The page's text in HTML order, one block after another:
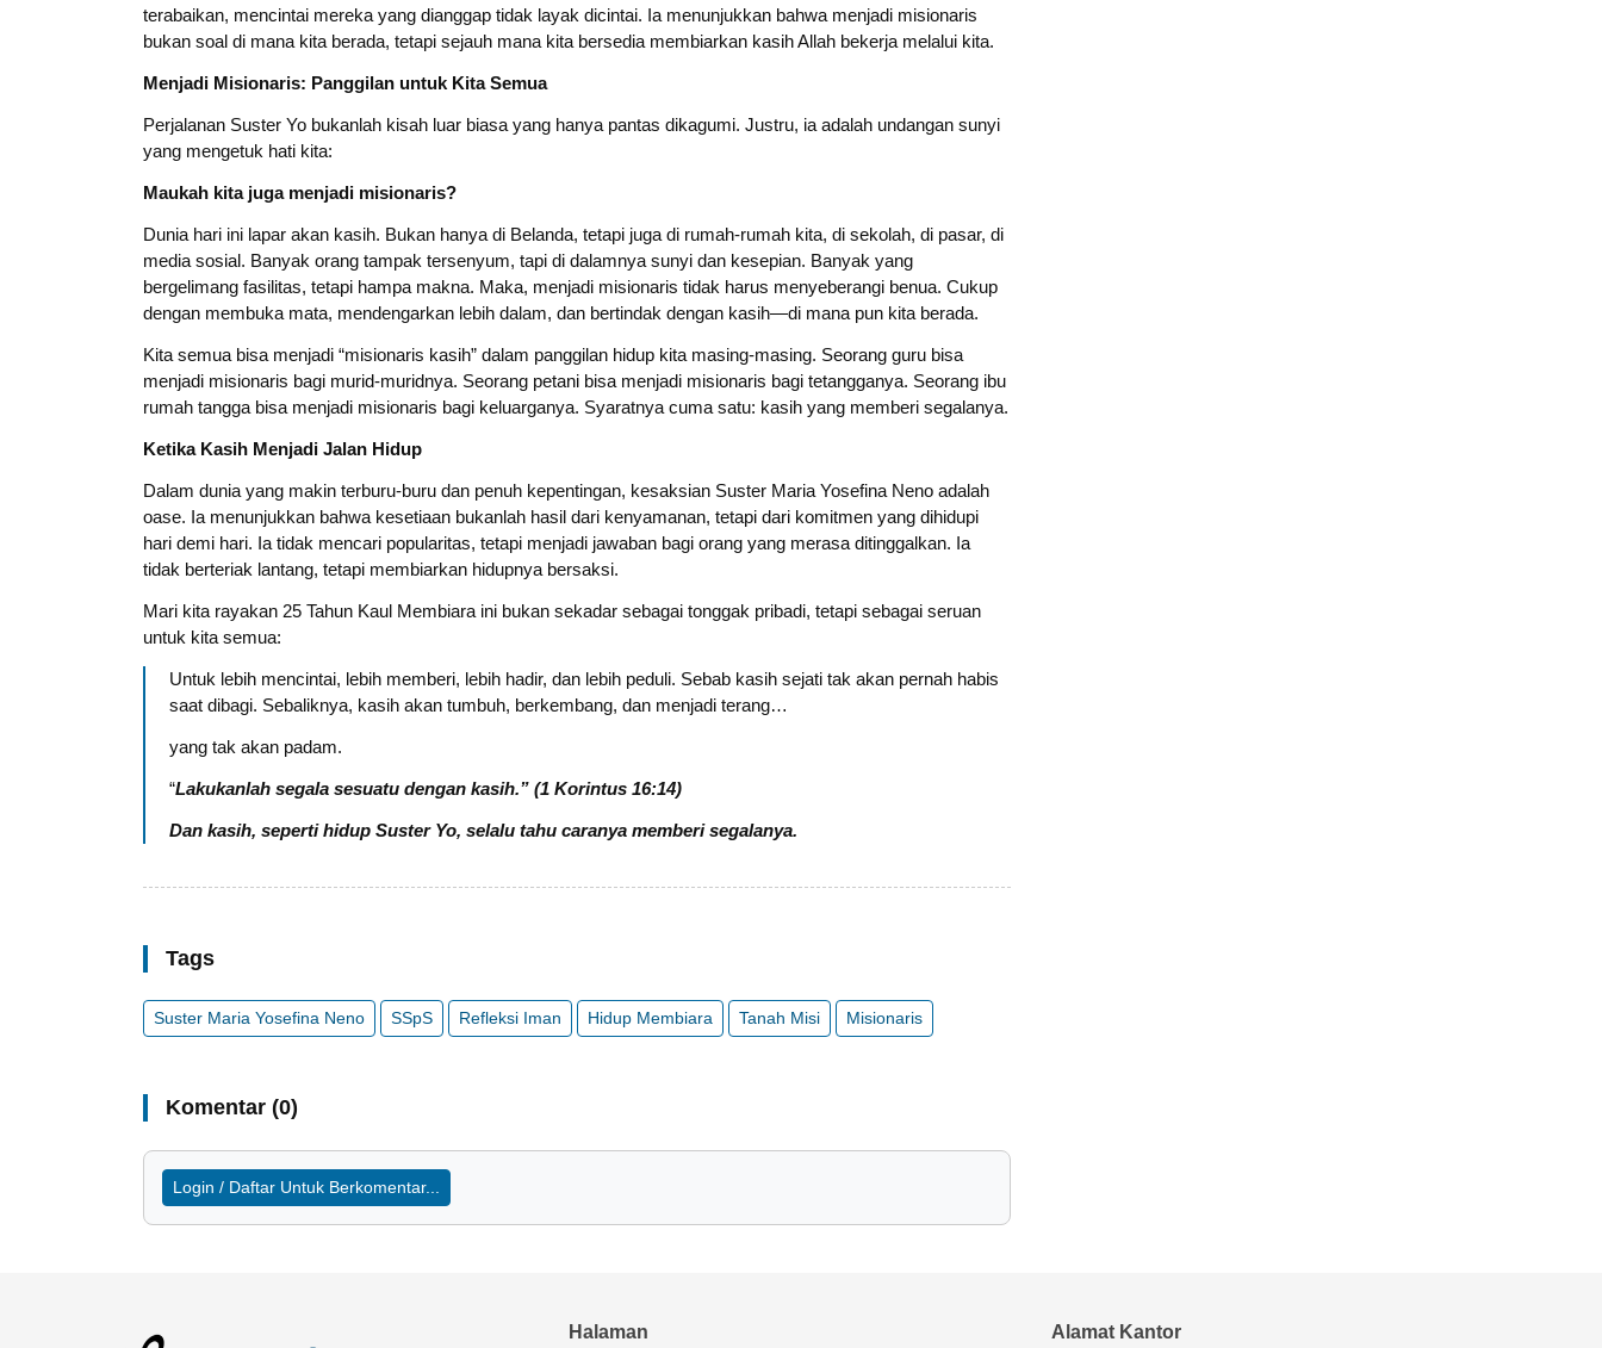
terabaikan, mencintai mereka yang dianggap tidak layak dicintai. Ia menunjukkan bahwa menjadi misionaris
bukan soal di mana kita berada, tetapi sejauh mana kita bersedia membiarkan kasih Allah bekerja melalui kita.
Menjadi Misionaris: Panggilan untuk Kita Semua
Perjalanan Suster Yo bukanlah kisah luar biasa yang hanya pantas dikagumi. Justru, ia adalah undangan sunyi
yang mengetuk hati kita:
Maukah kita juga menjadi misionaris?
Dunia hari ini lapar akan kasih. Bukan hanya di Belanda, tetapi juga di rumah-rumah kita, di sekolah, di pasar, di
media sosial. Banyak orang tampak tersenyum, tapi di dalamnya sunyi dan kesepian. Banyak yang
bergelimang fasilitas, tetapi hampa makna. Maka, menjadi misionaris tidak harus menyeberangi benua. Cukup
dengan membuka mata, mendengarkan lebih dalam, dan bertindak dengan kasih—di mana pun kita berada.
Kita semua bisa menjadi “misionaris kasih” dalam panggilan hidup kita masing-masing. Seorang guru bisa
menjadi misionaris bagi murid-muridnya. Seorang petani bisa menjadi misionaris bagi tetangganya. Seorang ibu
rumah tangga bisa menjadi misionaris bagi keluarganya. Syaratnya cuma satu: kasih yang memberi segalanya.
Ketika Kasih Menjadi Jalan Hidup
Dalam dunia yang makin terburu-buru dan penuh kepentingan, kesaksian Suster Maria Yosefina Neno adalah
oase. Ia menunjukkan bahwa kesetiaan bukanlah hasil dari kenyamanan, tetapi dari komitmen yang dihidupi
hari demi hari. Ia tidak mencari popularitas, tetapi menjadi jawaban bagi orang yang merasa ditinggalkan. Ia
tidak berteriak lantang, tetapi membiarkan hidupnya bersaksi.
Mari kita rayakan 25 Tahun Kaul Membiara ini bukan sekadar sebagai tonggak pribadi, tetapi sebagai seruan
untuk kita semua:
Untuk lebih mencintai, lebih memberi, lebih hadir, dan lebih peduli. Sebab kasih sejati tak akan pernah habis
saat dibagi. Sebaliknya, kasih akan tumbuh, berkembang, dan menjadi terang…
yang tak akan padam.
“Lakukanlah segala sesuatu dengan kasih.” (1 Korintus 16:14)
Dan kasih, seperti hidup Suster Yo, selalu tahu caranya memberi segalanya.
Tags
Suster Maria Yosefina Neno SSpS Refleksi Iman Hidup Membiara Tanah Misi Misionaris
Komentar (0)
Login / Daftar Untuk Berkomentar...
Halaman Alamat Kantor